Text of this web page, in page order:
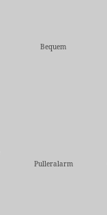
Bequem
Pulleralarm